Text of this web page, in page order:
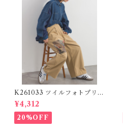
K261033 ツイルフォトプリン
トイージーテーパードパンツ /
Twill Photo Print Easy Tap
ered Pants
¥4,312
20%OFF